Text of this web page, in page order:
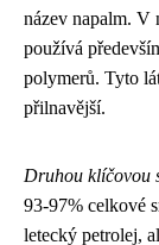
název napalm. V
používá
polymerů. Tyto
přilnavější.
Druhou klíčovou
93-97% celkové
letecký petrolej,